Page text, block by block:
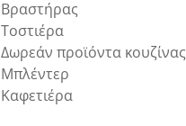
Βραστήρας
Τοστιέρα
Δωρεάν προϊόντα κουζίνας
Μπλέντερ
Καφετιέρα